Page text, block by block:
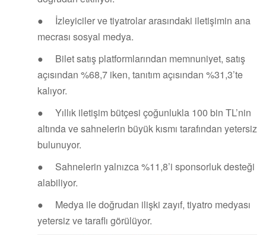
● İzleyiciler ve tiyatrolar arasındaki iletişimin ana
mecrası sosyal medya.
● Bilet satış platformlarından memnuniyet, satış
açısından %68,7 iken, tanıtım açısından %31,3’te
kalıyor.
● Yıllık iletişim bütçesi çoğunlukla 100 bin TL’nin
altında ve sahnelerin büyük kısmı tarafından yetersiz
bulunuyor.
● Sahnelerin yalnızca %11,8’i sponsorluk desteği
alabiliyor.
● Medya ile doğrudan ilişki zayıf, tiyatro medyası
yetersiz ve taraflı görülüyor.